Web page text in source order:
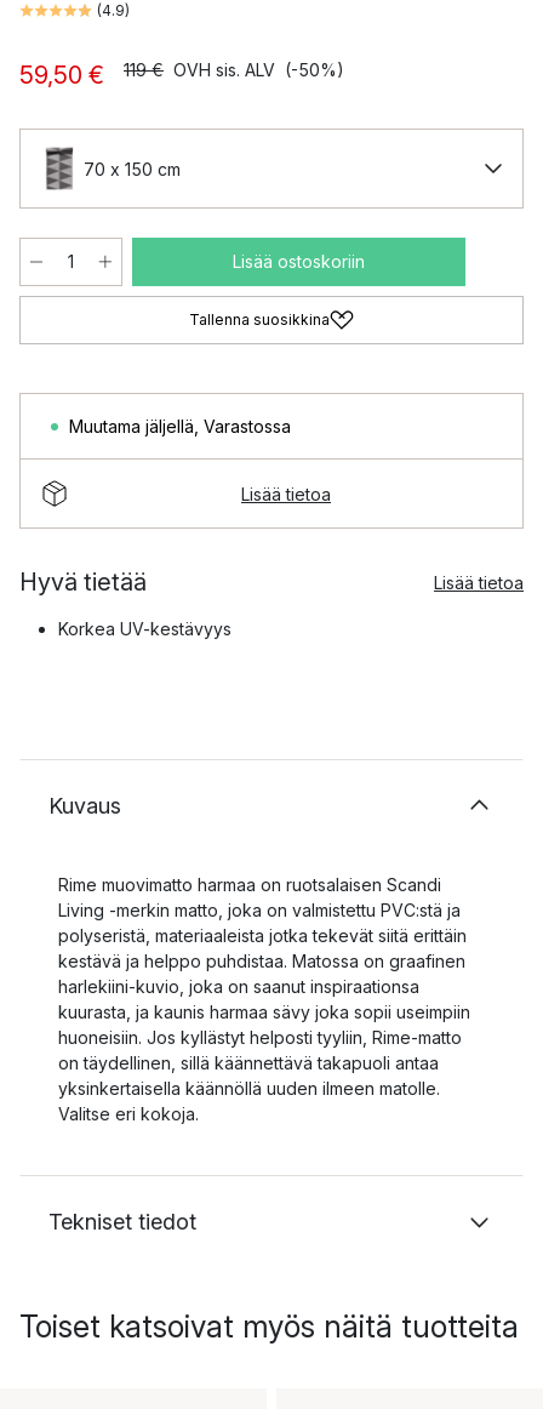
(4.9)
59,50 € 119 € OVH sis. ALV (-50%)
70 x 150 cm
Lisää ostoskoriin
Tallenna suosikkina
Muutama jäljellä Varastossa
Lisää tietoa
Hyvä tietää Lisää tietoa
Korkea UV-kestävyys
Kuvaus
Rime muovimatto harmaa on ruotsalaisen Scandi
Living -merkin matto, joka on valmistettu PVC:stä ja
polyseristä, materiaaleista jotka tekevät siitä erittäin
kestävä ja helppo puhdistaa. Matossa on graafinen
harlekiini-kuvio, joka on saanut inspiraationsa
kuurasta, ja kaunis harmaa sävy joka sopii useimpiin
huoneisiin. Jos kyllästyt helposti tyyliin, Rime-matto
on täydellinen, sillä käännettävä takapuoli antaa
yksinkertaisella käännöllä uuden ilmeen matolle.
Valitse eri kokoja.
Tekniset tiedot
Toiset katsoivat myös näitä tuotteita